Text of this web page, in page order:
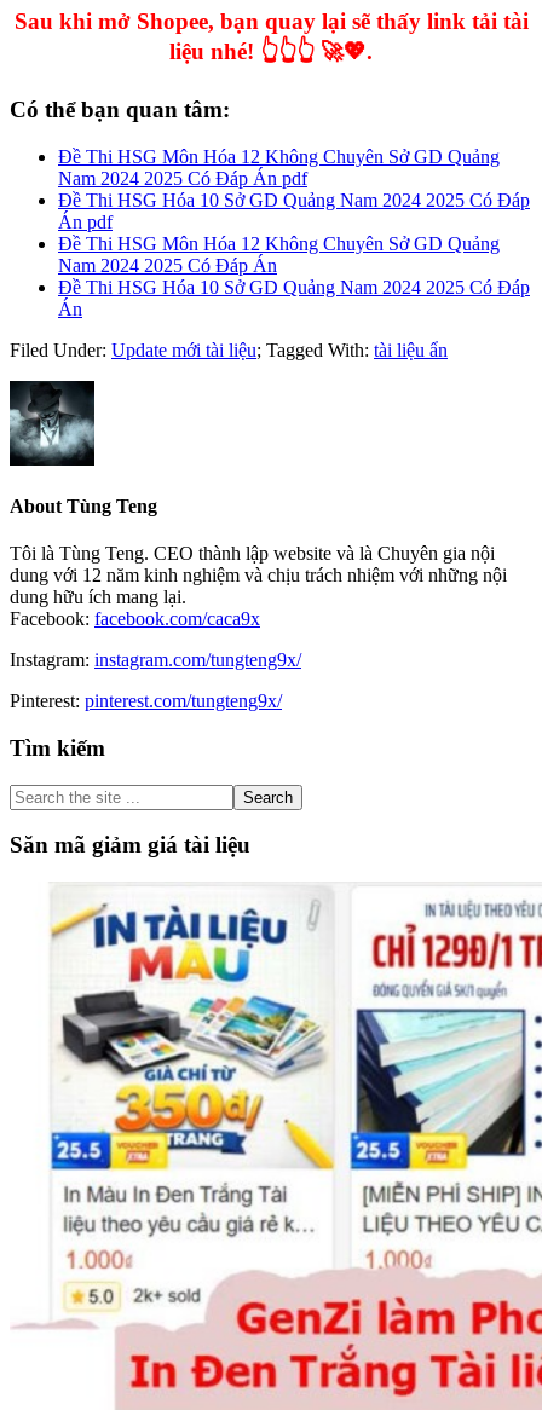
Sau khi mở Shopee, bạn quay lại sẽ thấy link tải tài
liệu nhé! 👆👆👆 🚀💖.
Có thể bạn quan tâm:
Đề Thi HSG Môn Hóa 12 Không Chuyên Sở GD Quảng
Nam 2024 2025 Có Đáp Án pdf
Đề Thi HSG Hóa 10 Sở GD Quảng Nam 2024 2025 Có Đáp
Án pdf
Đề Thi HSG Môn Hóa 12 Không Chuyên Sở GD Quảng
Nam 2024 2025 Có Đáp Án
Đề Thi HSG Hóa 10 Sở GD Quảng Nam 2024 2025 Có Đáp
Án
Filed Under: Update mới tài liệu; Tagged With: tài liệu ẩn
About Tùng Teng
Tôi là Tùng Teng. CEO thành lập website và là Chuyên gia nội
dung với 12 năm kinh nghiệm và chịu trách nhiệm với những nội
dung hữu ích mang lại.
Facebook: facebook.com/caca9x
Instagram: instagram.com/tungteng9x/
Pinterest: pinterest.com/tungteng9x/
Primary
Sidebar
Tìm kiếm
Search
the
site
...
Săn mã giảm giá tài liệu